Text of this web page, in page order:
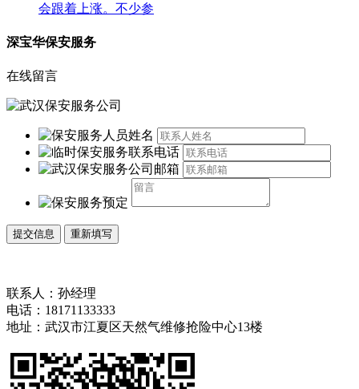
会跟着上涨。不少参
深宝华保安服务
在线留言
联系人：孙经理
电话：18171133333
地址：武汉市江夏区天然气维修抢险中心13楼